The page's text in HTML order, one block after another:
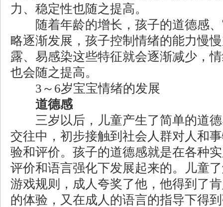
力、稳定性也随之提高。
随着年龄的增长，孩子的道德感、
略逐渐发展，孩子控制情绪的能力慢
露、易感染这些特征就会逐渐减少，
也会随之提高。
3～6岁宝宝情绪的发展
道德感
三岁以后，儿童产生了简单的道德
交往中，初步接触到社会人群对人和
验和评价。孩子的道德感就是在各种
评价和语言强化下发展起来的。儿童
游戏规则，成人夸奖了他，他得到了
的体验，又在成人的语言的指导下得